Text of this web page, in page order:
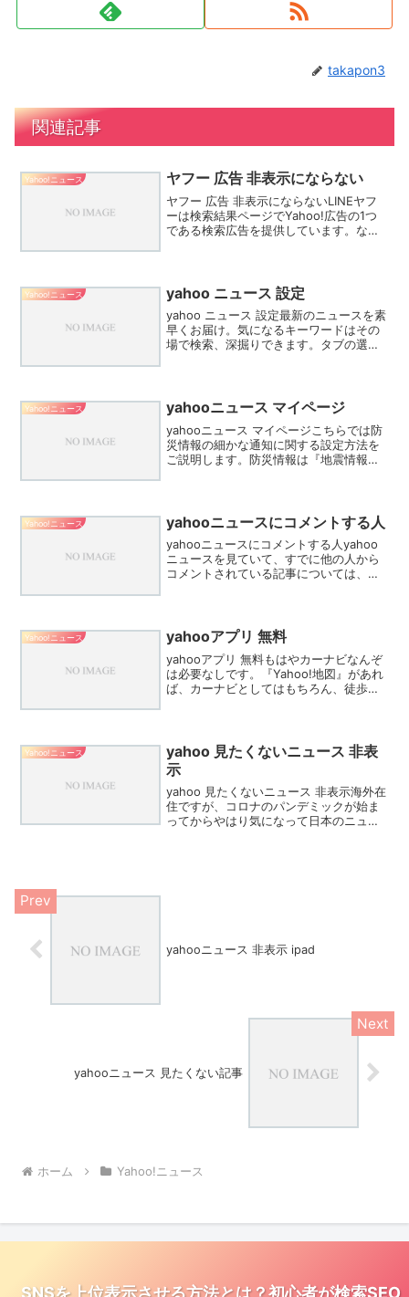
takapon3
関連記事
Yahoo!ニュース ヤフー 広告 非表示にならない
ヤフー 広告 非表示にならないLINEヤフ
ーは検索結果ページでYahoo!広告の1つ
である検索広告を提供しています。なる
信...
Yahoo!ニュース yahoo ニュース 設定
yahoo ニュース 設定最新のニュースを素
早くお届け。気になるキーワードはその
場で検索、深掘りできます。タブの選
ホーム画面を下へス...
Yahoo!ニュース yahooニュース マイページ
yahooニュース マイページこちらでは防
災情報の細かな通知に関する設定方法を
ご説明します。防災情報は『地震情報・
知を個別に切り替...
Yahoo!ニュース yahooニュースにコメントする人
yahooニュースにコメントする人yahoo
ニュースを見ていて、すでに他の人から
コメントされている記事については、
し、まだ...
Yahoo!ニュース yahooアプリ 無料
yahooアプリ 無料もはやカーナビなんぞ
は必要なしです。『Yahoo!地図』があれ
ば、カーナビとしてはもちろん、徒歩で
応ぶりにマジ...
Yahoo!ニュース
yahoo 見たくないニュース 非表
示
yahoo 見たくないニュース 非表示海外在
住ですが、コロナのパンデミックが始ま
ってからやはり気になって日本のニュー
yahooニュース 非表示 ipad
yahooニュース 見たくない記事
ホーム Yahoo!ニュース
SNSを上位表示させる方法とは？初心者が検索SEO